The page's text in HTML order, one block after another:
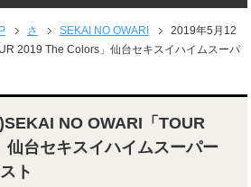
さ SEKAI NO OWARI
2019年5月12
2019 The Colors」仙台セキスイハイムスーパ
NO OWARI「TOUR
台セキスイハイムスーパー
ト